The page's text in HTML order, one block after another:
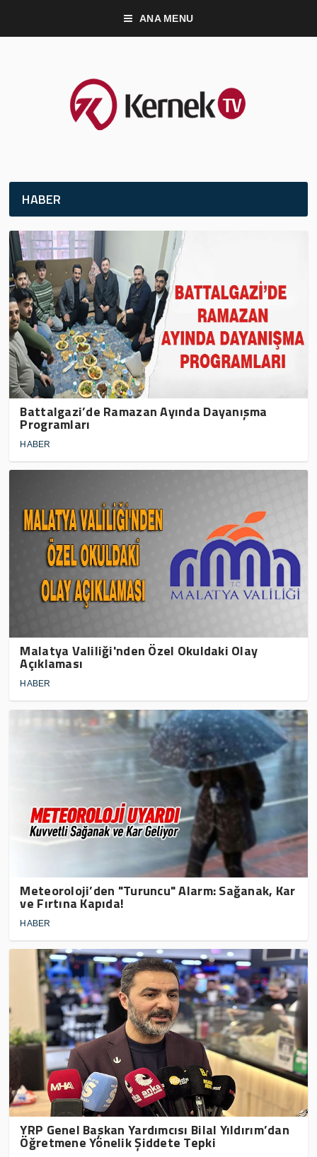
ANA MENU
HABER
Battalgazi’de Ramazan Ayında Dayanışma
Programları
HABER
Malatya Valiliği'nden Özel Okuldaki Olay
Açıklaması
HABER
Meteoroloji’den "Turuncu" Alarm: Sağanak, Kar
ve Fırtına Kapıda!
HABER
YRP Genel Başkan Yardımcısı Bilal Yıldırım’dan
Öğretmene Yönelik Şiddete Tepki